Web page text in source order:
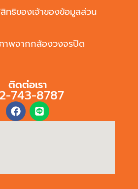
ทธิของเจ้าของข้อมูลส่วน
าพจากกล้องวงจรปิด
ติดต่อเรา
743-8787